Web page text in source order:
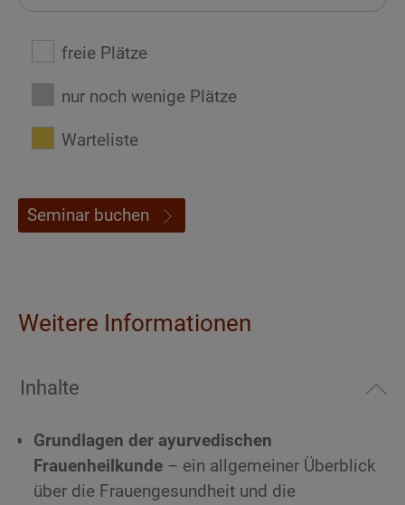
freie Plätze
nur noch wenige Plätze
Warteliste
Seminar buchen
Weitere Informationen
Inhalte
Grundlagen der ayurvedischen
Frauenheilkunde – ein allgemeiner Überblick
über die Frauengesundheit und die